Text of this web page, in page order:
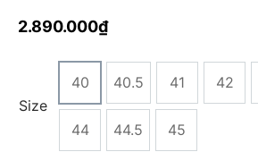
2.890.000₫
Size
40 40.5 41 42
44 44.5 45